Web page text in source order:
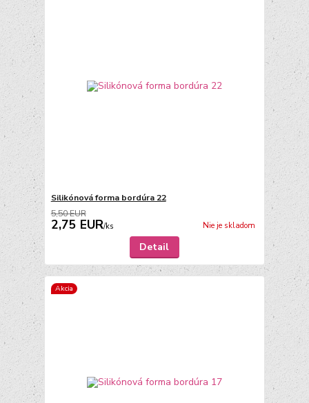
Silikónová forma bordúra 22
5,50 EUR
2,75 EUR/ks Nie je skladom
Detail
Akcia